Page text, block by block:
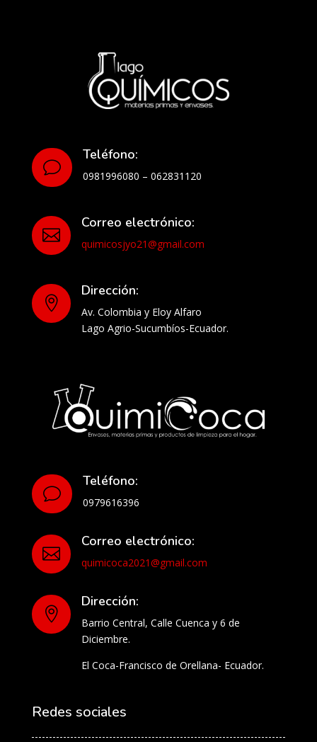
v
Teléfono:
0981996080 – 062831120

Correo electrónico:
quimicosjyo21@gmail.com

Dirección:
Av. Colombia y Eloy Alfaro
Lago Agrio-Sucumbíos-Ecuador.
v
Teléfono:
0979616396

Correo electrónico:
quimicoca2021@gmail.com

Dirección:
Barrio Central, Calle Cuenca y 6 de
Diciembre.
El Coca-Francisco de Orellana- Ecuador.
Redes sociales